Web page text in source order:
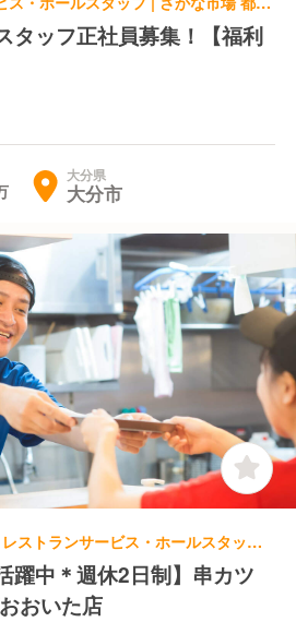
タッフ正社員募集！【福利
大分県
大分市
居酒屋, 串カツ・串揚げ | レストランサービス・ホールスタッフ | 串カツ田中 アミュプラザおおいた
躍中＊週休2日制】串カツ
おいた店